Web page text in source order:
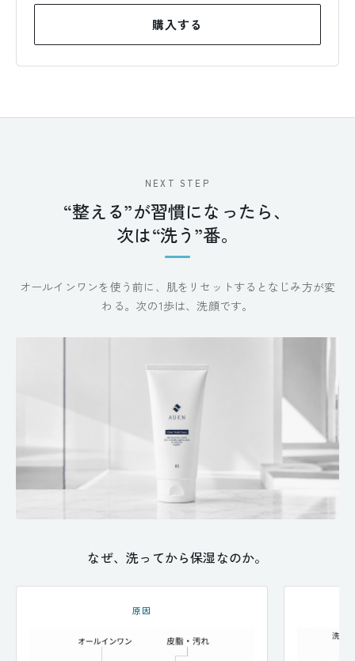
購入する
NEXT STEP
“整える”が習慣になったら、
次は“洗う”番。
オールインワンを使う前に、肌をリセットするとなじみ方が変
わる。次の1歩は、洗顔です。
なぜ、洗ってから保湿なのか。
原因